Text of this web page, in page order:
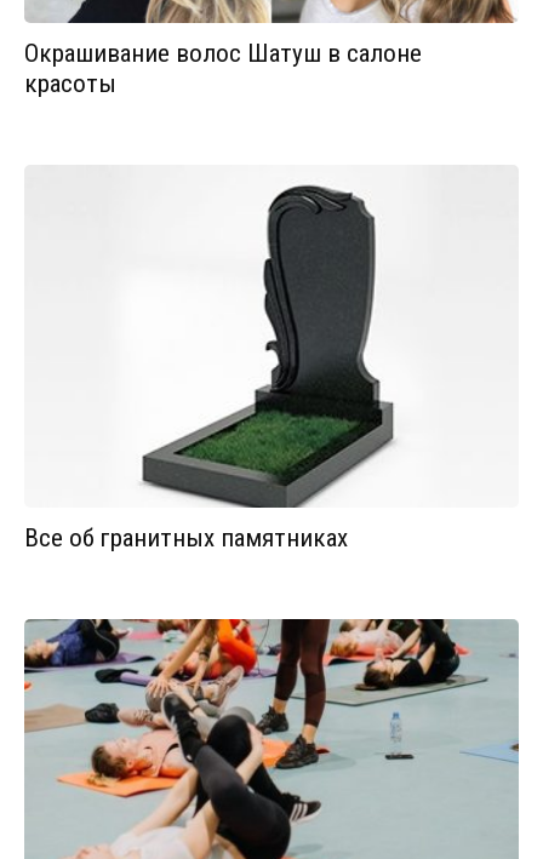
Окрашивание волос Шатуш в салоне
красоты
Все об гранитных памятниках